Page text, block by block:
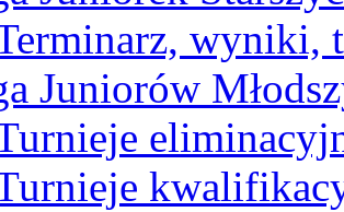
wyniki,
Juniorów